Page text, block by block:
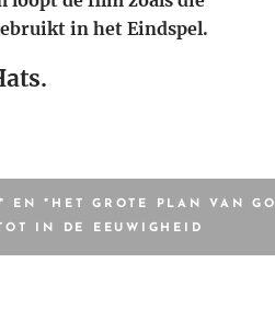
in het Eindspel.
"HET GROTE PLAN VAN
IN DE EEUWIGHEID 💫